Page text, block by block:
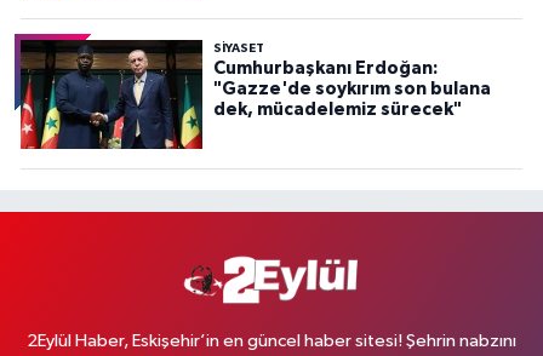
SİYASET
Cumhurbaşkanı Erdoğan:
"Gazze'de soykırım son bulana
dek, mücadelemiz sürecek"
2Eylül Haber, Eskişehir’in en güncel haber sitesi! Şehrin nabzını